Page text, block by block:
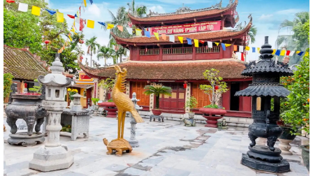
Thông báo về việc nâng lương trước hạn đối với cán bộ
UBND XÃ VĨNH HÒA TỔ CHỨC NGÀY CHẠY OLYMPIC VÌ SỨC KHỎE
TOÀN DÂN NĂM 2026
XÃ VĨNH HÒA TỔ CHỨC TẬP HUẤN, DIỄN TẬP CÁC PHẦN VIỆC TRONG
NGÀY BẦU CỬ
Thông báo về ngày bầu cử, địa điểm bỏ phiếu, thời gian bỏ phiếu bầu
cử đại biểu Quốc hội khóa XVI...